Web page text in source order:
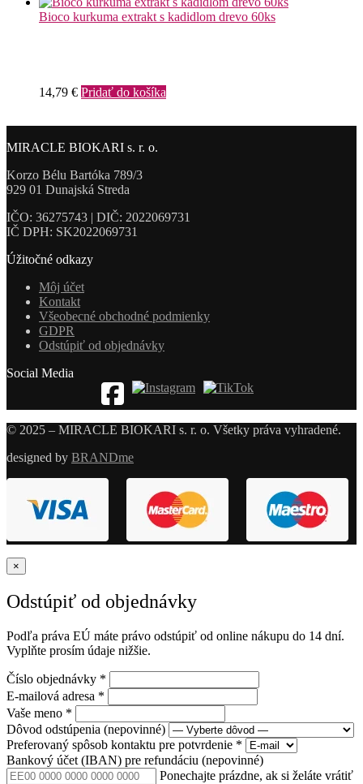
Bioco kurkuma extrakt s kadidlom drevo 60ks
14,79 € Pridať do košíka
MIRACLE BIOKARI s. r. o.
Korzo Bélu Bartóka 789/3
929 01 Dunajská Streda
IČO: 36275743 | DIČ: 2022069731
IČ DPH: SK2022069731
Úžitočné odkazy
Môj účet
Kontakt
Všeobecné obchodné podmienky
GDPR
Odstúpiť od objednávky
Social Media
© 2025 – MIRACLE BIOKARI s. r. o. Všetky práva vyhradené.
designed by BRANDme
×
Odstúpiť od objednávky
Podľa práva EÚ máte právo odstúpiť od online nákupu do 14 dní.
Vyplňte prosím údaje nižšie.
Číslo objednávky *
E-mailová adresa *
Vaše meno *
Dôvod odstúpenia (nepovinné)
Preferovaný spôsob kontaktu pre potvrdenie *
Bankový účet (IBAN) pre refundáciu (nepovinné)
Ponechajte prázdne, ak si želáte vrátiť